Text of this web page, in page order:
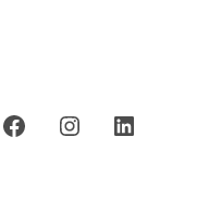
FacebookInstagram